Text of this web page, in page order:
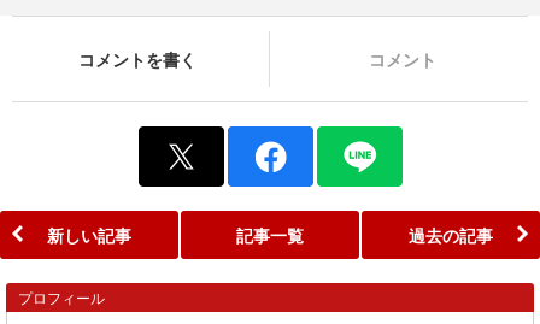
コメントを書く コメント
新しい記事 記事一覧 過去の記事
プロフィール